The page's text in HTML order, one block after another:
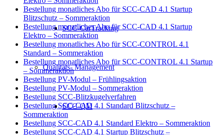
SCC-CarTracking
Qualitäts- Management
SCC-QM
Bestellung monatliches Abo für SCC-CAD 4.1 Startup
Blitzschutz – Sommeraktion
Bestellung monatliches Abo für SCC-CAD 4.1 Startup
Elektro – Sommeraktion
Bestellung monatliches Abo für SCC-CONTROL 4.1
Standard – Sommeraktion
Bestellung monatliches Abo für SCC-CONTROL 4.1 Startup
– Sommeraktion
Bestellung PV-Modul – Frühlingsaktion
Bestellung PV-Modul – Sommeraktion
Bestellung SCC-Blitzkugelverfahren
Bestellung SCC-CAD 4.1 Standard Blitzschutz –
Sommeraktion
Bestellung SCC-CAD 4.1 Standard Elektro – Sommeraktion
Bestellung SCC-CAD 4.1 Startup Blitzschutz –